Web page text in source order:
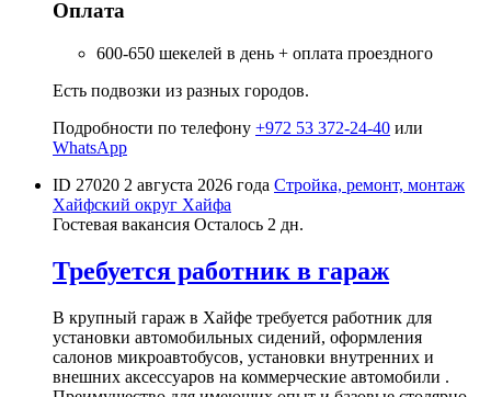
Оплата
600-650 шекелей в день + оплата проездного
Есть подвозки из разных городов.
Подробности по телефону +972 53 372-24-40 или
WhatsApp
ID 27020 2 августа 2026 года Стройка, ремонт, монтаж
Хайфский округ Хайфа
Гостевая вакансия Осталось 2 дн.
Требуется работник в гараж
В крупный гараж в Хайфе требуется работник для
установки автомобильных сидений, оформления
салонов микроавтобусов, установки внутренних и
внешних аксессуаров на коммерческие автомобили .